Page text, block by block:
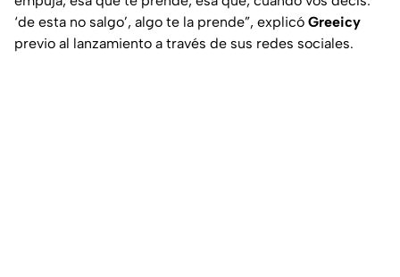
‘de esta no salgo’, algo te la prende”, explicó Greeicy
previo al lanzamiento a través de sus redes sociales.